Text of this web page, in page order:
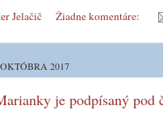
Jelačič Žiadne komentáre:
2017
je podpísaný